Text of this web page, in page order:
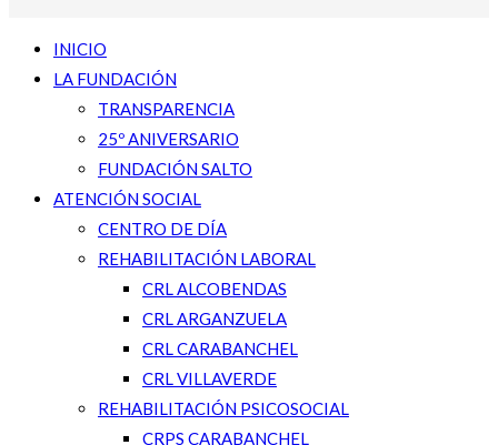
INICIO
LA FUNDACIÓN
TRANSPARENCIA
25º ANIVERSARIO
FUNDACIÓN SALTO
ATENCIÓN SOCIAL
CENTRO DE DÍA
REHABILITACIÓN LABORAL
CRL ALCOBENDAS
CRL ARGANZUELA
CRL CARABANCHEL
CRL VILLAVERDE
REHABILITACIÓN PSICOSOCIAL
CRPS CARABANCHEL